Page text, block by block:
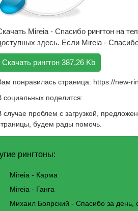
Mireia - Спасибо рингтон на
здесь. Если Mireia -
Скачать рингтон 387,26 Kb
понравилась страница: https://new-
социальных поделится:
случае проблем с загрузкой,
будем рады помочь.
рингтоны:
Mireia - Карма
Mireia - Ганга
Михаил Боярский - Спасибо за день,